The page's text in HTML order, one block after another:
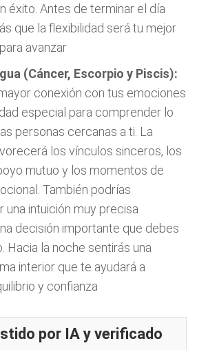
éxito. Antes de terminar el día
que la flexibilidad será tu mejor
avanzar
(Cáncer, Escorpio y Piscis):
conexión con tus emociones
especial para comprender lo
personas cercanas a ti. La
los vínculos sinceros, los
mutuo y los momentos de
También podrías
una intuición muy precisa
decisión importante que debes
Hacia la noche sentirás una
interior que te ayudará a
y confianza
por IA y verificado